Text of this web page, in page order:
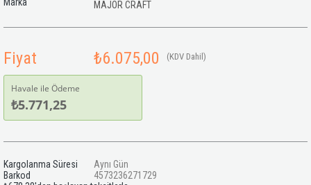
MAJOR CRAFT
Fiyat ₺6.075,00 (KDV Dahil)
Havale ile Ödeme
₺5.771,25
Kargolanma Süresi
Aynı Gün
Barkod
4573236271729